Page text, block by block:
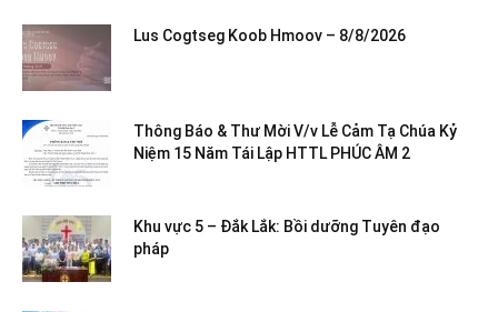
Lus Cogtseg Koob Hmoov – 8/8/2026
Thông Báo & Thư Mời V/v Lễ Cảm Tạ Chúa Kỷ
Niệm 15 Năm Tái Lập HTTL PHÚC ÂM 2
Khu vực 5 – Đắk Lắk: Bồi dưỡng Tuyên đạo
pháp